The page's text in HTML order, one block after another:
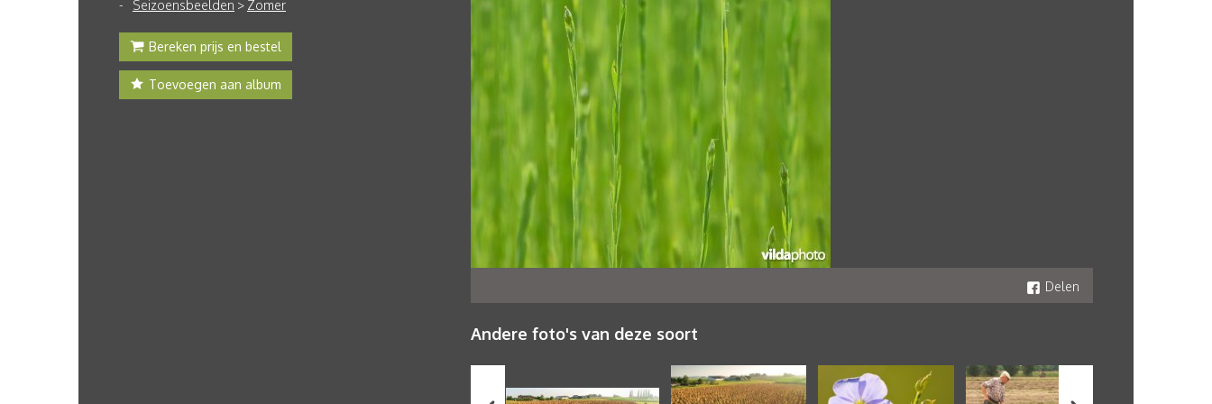
Seizoensbeelden > Zomer
Bereken prijs en bestel
Toevoegen aan album
Delen
Andere foto's van deze soort